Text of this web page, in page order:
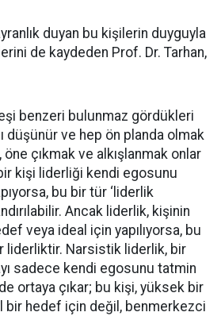
duyan bu kişilerin duyguyla
de kaydeden Prof. Dr. Tarhan,
benzeri bulunmaz gördükleri
düşünür ve hep ön planda olmak
çıkmak ve alkışlanmak onlar
kişi liderliği kendi egosunu
bu bir tür ‘liderlik
Ancak liderlik, kişinin
veya ideal için yapılıyorsa, bu
liderliktir. Narsistik liderlik, bir
sadece kendi egosunu tatmin
ortaya çıkar; bu kişi, yüksek bir
bir hedef için değil, benmerkezci